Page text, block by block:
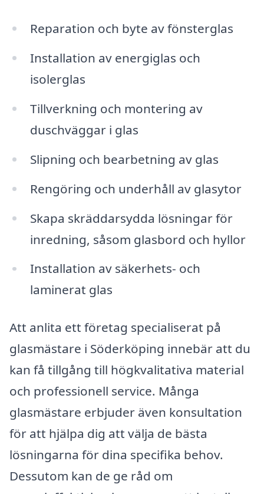
Reparation och byte av fönsterglas
Installation av energiglas och
isolerglas
Tillverkning och montering av
duschväggar i glas
Slipning och bearbetning av glas
Rengöring och underhåll av glasytor
Skapa skräddarsydda lösningar för
inredning, såsom glasbord och hyllor
Installation av säkerhets- och
laminerat glas
Att anlita ett företag specialiserat på
glasmästare i Söderköping innebär att du
kan få tillgång till högkvalitativa material
och professionell service. Många
glasmästare erbjuder även konsultation
för att hjälpa dig att välja de bästa
lösningarna för dina specifika behov.
Dessutom kan de ge råd om